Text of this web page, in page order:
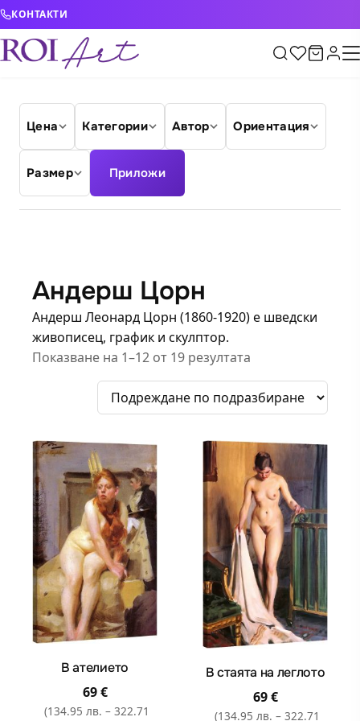
Skip to content
КОНТАКТИ
Цена Категории Автор Ориентация
Размер Приложи
Андерш Цорн
Андерш Леонард Цорн (1860-1920) е шведски
живописец, график и скулптор.
Показване на 1–12 от 19 резултата
В ателието
69€
(134.95 лв. – 322.71
В стаята на леглото
69€
(134.95 лв. – 322.71